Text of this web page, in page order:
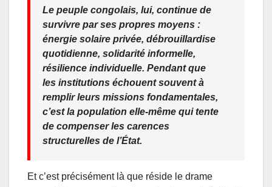
Le peuple congolais, lui, continue de
survivre par ses propres moyens :
énergie solaire privée, débrouillardise
quotidienne, solidarité informelle,
résilience individuelle. Pendant que
les institutions échouent souvent à
remplir leurs missions fondamentales,
c’est la population elle-même qui tente
de compenser les carences
structurelles de l’État.
Et c’est précisément là que réside le drame